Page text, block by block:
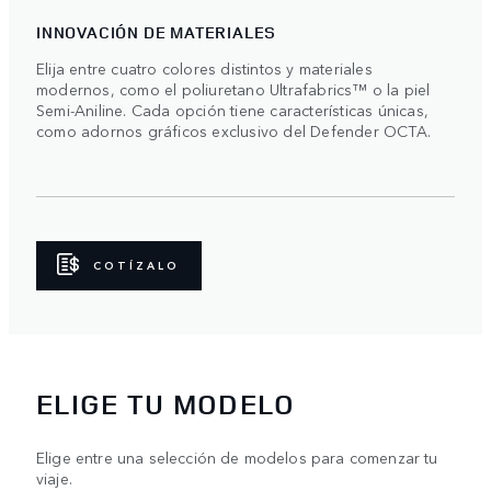
INNOVACIÓN DE MATERIALES
Elija entre cuatro colores distintos y materiales
modernos, como el poliuretano Ultrafabrics™ o la piel
Semi-Aniline. Cada opción tiene características únicas,
como adornos gráficos exclusivo del Defender OCTA.
COTÍZALO
ELIGE TU MODELO
Elige entre una selección de modelos para comenzar tu
viaje.